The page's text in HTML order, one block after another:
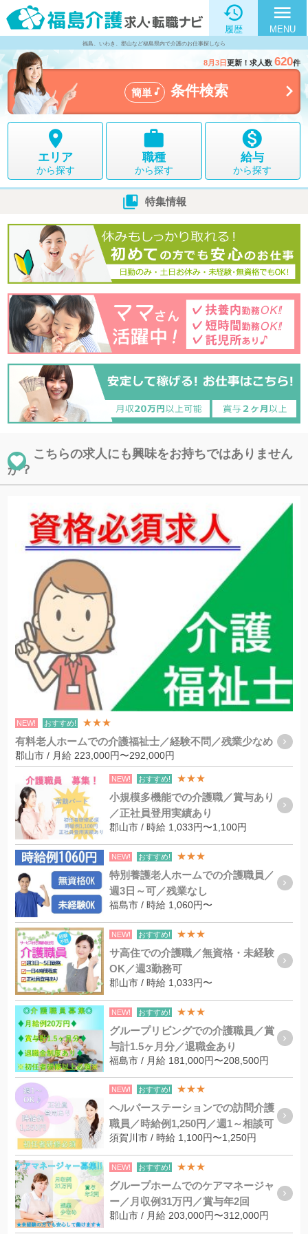

履歴
menu
MENU
福島、いわき、郡山など福島県内で介護のお仕事探しなら
8月3日更新！求人数 620件
簡単  条件検索 

エリア
から探す

職種
から探す

給与
から探す
 特集情報
こちらの求人にも興味をお持ちではありません
か？
NEW! おすすめ! ★★★
有料老人ホームでの介護福祉士／経験不問／残業少なめ
郡山市 / 月給 223,000円〜292,000円
NEW! おすすめ! ★★★
小規模多機能での介護職／賞与あり
／正社員登用実績あり
郡山市 / 時給 1,033円〜1,100円
NEW! おすすめ! ★★★
特別養護老人ホームでの介護職員／
週3日～可／残業なし
福島市 / 時給 1,060円〜
NEW! おすすめ! ★★★
サ高住での介護職／無資格・未経験
OK／週3勤務可
郡山市 / 時給 1,033円〜
NEW! おすすめ! ★★★
グループリビングでの介護職員／賞
与計1.5ヶ月分／退職金あり
福島市 / 月給 181,000円〜208,500円
NEW! おすすめ! ★★★
ヘルパーステーションでの訪問介護
職員／時給例1,250円／週1～相談可
須賀川市 / 時給 1,100円〜1,250円
NEW! おすすめ! ★★★
グループホームでのケアマネージャ
ー／月収例31万円／賞与年2回
郡山市 / 月給 203,000円〜312,000円